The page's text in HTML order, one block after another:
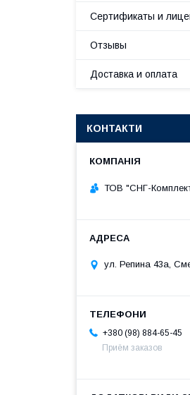
Сертификаты и
Отзывы
Доставка и оплата
КОНТАКТИ
ТОВ "СНГ-
ул. Репина 43а,
+380 (98) 884-65-45
Приём заказов